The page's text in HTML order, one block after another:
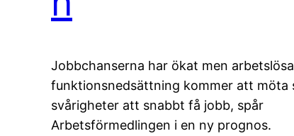
Jobbchanserna har ökat men
funktionsnedsättning kommer att möta
svårigheter att snabbt få jobb, spår
Arbetsförmedlingen i en ny prognos.